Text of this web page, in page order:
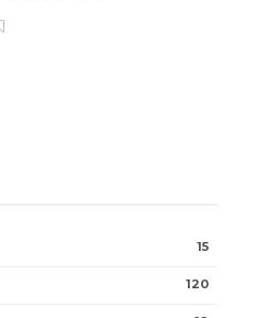
15
120